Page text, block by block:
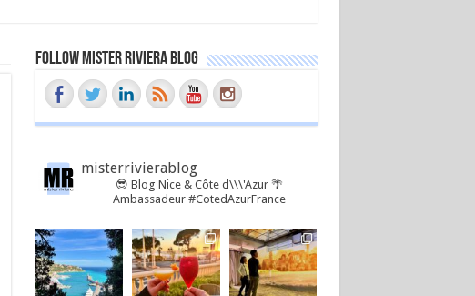
Follow Mister Riviera Blog
misterrivierablog
😎 Blog Nice & Côte d\\\'Azur 🌴
Ambassadeur #CotedAzurFrance